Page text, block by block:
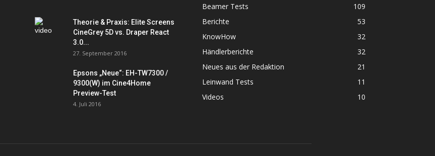
Theorie & Praxis: Elite Screens
CineGrey 5D vs. Draper React
3.0...
27. September 2016
Epsons „Neue“: EH-TW7300 /
9300(W) im Cine4Home
Preview-Test
4. Juli 2016
Beamer Tests
109
Berichte
53
KnowHow
32
Händlerberichte
32
Neues aus der Redaktion
21
Leinwand Tests
11
Videos
10